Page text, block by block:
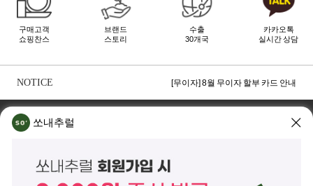
구매고객
쇼핑찬스
브랜드
스토리
수출
30개국
카카오톡
실시간 상담
NOTICE
[무이자] 8월 무이자 할부 카드 안내
쏘내추럴 소개
사업자등록번호 261-81-21889
통신판매업신고 제2014-서울강남-03442호
제품/배송 문의help@sonatural.co.kr
쏘내추럴